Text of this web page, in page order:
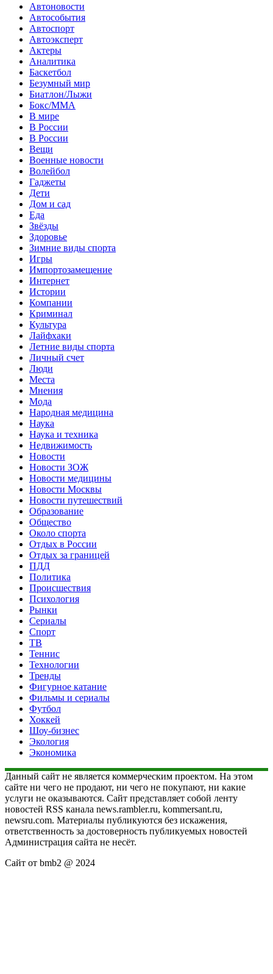
Автоновости
Автособытия
Автоспорт
Автоэксперт
Актеры
Аналитика
Баскетбол
Безумный мир
Биатлон/Лыжи
Бокс/MMA
В мире
В России
В России
Вещи
Военные новости
Волейбол
Гаджеты
Дети
Дом и сад
Еда
Звёзды
Здоровье
Зимние виды спорта
Игры
Импортозамещение
Интернет
Истории
Компании
Криминал
Культура
Лайфхаки
Летние виды спорта
Личный счет
Люди
Места
Мнения
Мода
Народная медицина
Наука
Наука и техника
Недвижимость
Новости
Новости ЗОЖ
Новости медицины
Новости Москвы
Новости путешествий
Образование
Общество
Около спорта
Отдых в России
Отдых за границей
ПДД
Политика
Происшествия
Психология
Рынки
Сериалы
Спорт
ТВ
Теннис
Технологии
Тренды
Фигурное катание
Фильмы и сериалы
Футбол
Хоккей
Шоу-бизнес
Экология
Экономика
Данный сайт не является коммерческим проектом. На этом
сайте ни чего не продают, ни чего не покупают, ни какие
услуги не оказываются. Сайт представляет собой ленту
новостей RSS канала news.rambler.ru, kommersant.ru,
newsru.com. Материалы публикуются без искажения,
ответственность за достоверность публикуемых новостей
Администрация сайта не несёт.
Сайт от bmb2 @ 2024